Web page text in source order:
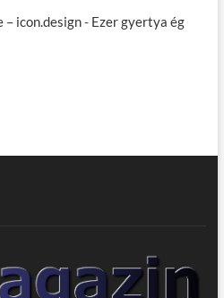
– icon.design- Ezer gyertya ég